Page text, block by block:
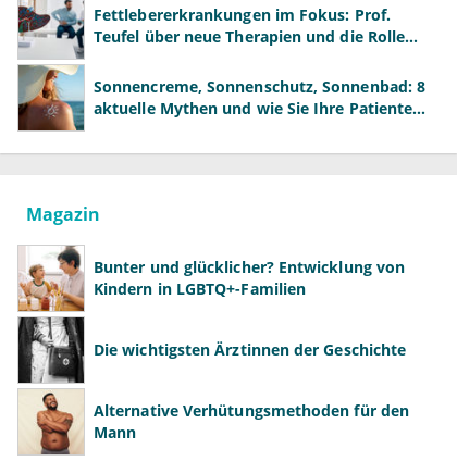
Fettlebererkrankungen im Fokus: Prof.
Teufel über neue Therapien und die Rolle
Sonnencreme, Sonnenschutz, Sonnenbad: 8
aktuelle Mythen und wie Sie Ihre Patienten
Magazin
Bunter und glücklicher? Entwicklung von
Kindern in LGBTQ+-Familien
Die wichtigsten Ärztinnen der Geschichte
Alternative Verhütungsmethoden für den
Mann